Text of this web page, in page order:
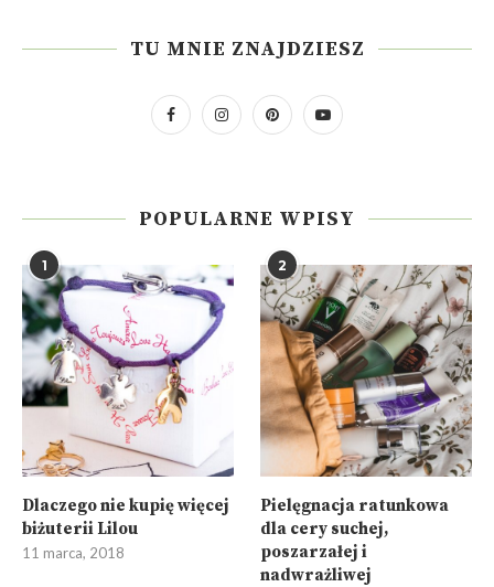
TU MNIE ZNAJDZIESZ
POPULARNE WPISY
1
Dlaczego nie kupię więcej
biżuterii Lilou
11 marca, 2018
2
Pielęgnacja ratunkowa
dla cery suchej,
poszarzałej i
nadwrażliwej